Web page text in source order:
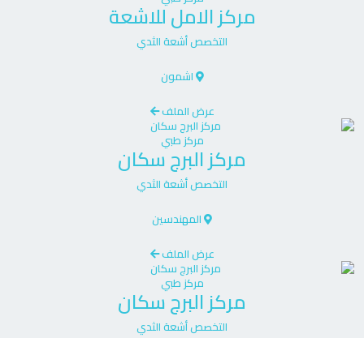
مركزالامل للاشعة
التخصصأشعة الثدي
اشمون
عرض الملف
مركز طبي
مركزالبرج سكان
التخصصأشعة الثدي
المهندسين
عرض الملف
مركز طبي
مركزالبرج سكان
التخصصأشعة الثدي